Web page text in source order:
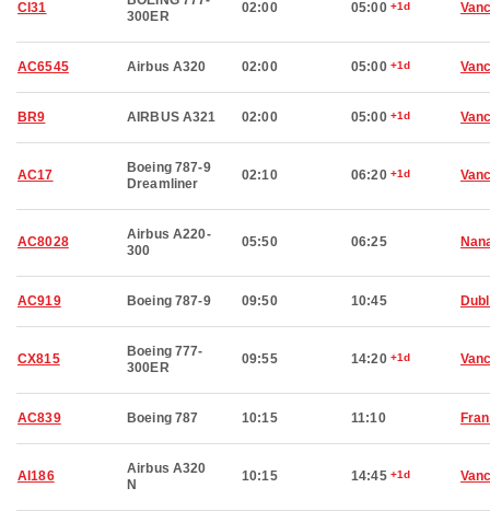
CI31
300ER
02:00 05:00 +1d
AC6545 Airbus A320 02:00 05:00 +1d
BR9 AIRBUS A321 02:00 05:00 +1d
AC17
Boeing 787-9
Dreamliner
02:10 06:20 +1d
AC8028
Airbus A220-
300
05:50 06:25
AC919 Boeing 787-9 09:50 10:45
CX815
Boeing 777-
300ER
09:55 14:20 +1d
AC839 Boeing 787 10:15 11:10
AI186
Airbus A320
N
10:15 14:45 +1d